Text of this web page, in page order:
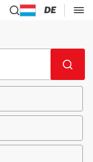
DE